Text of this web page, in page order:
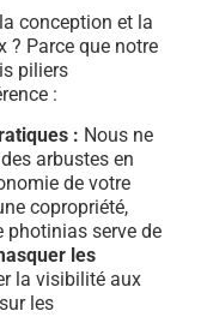
conception et la
? Parce que notre
piliers
:
: Nous ne
arbustes en
de votre
copropriété,
photinias serve de
les
la visibilité aux
les